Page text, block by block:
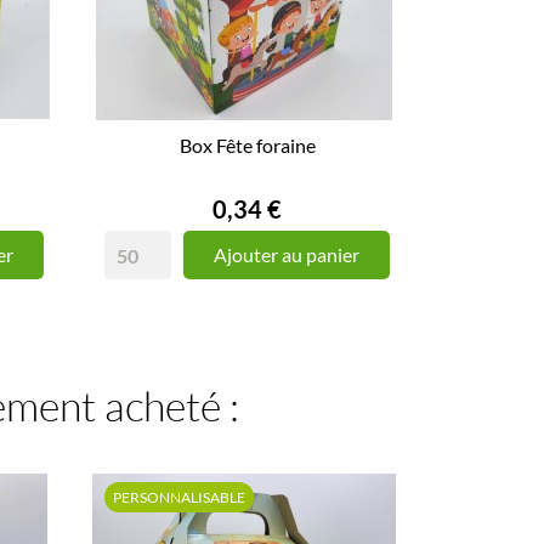
Box Fête foraine
Prix
0,34 €
Ajouter au panier
acheté :
PERSONNALISABLE